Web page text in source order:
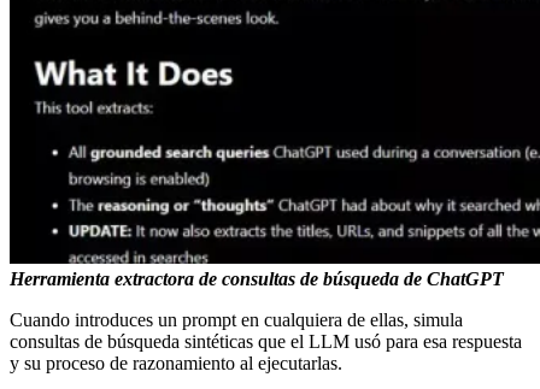
Herramienta extractora de consultas de búsqueda de ChatGPT
Cuando introduces un prompt en cualquiera de ellas, simula
consultas de búsqueda sintéticas que el LLM usó para esa respuesta
y su proceso de razonamiento al ejecutarlas.